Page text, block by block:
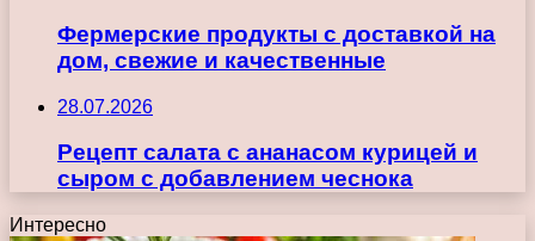
Фермерские продукты с доставкой на
дом, свежие и качественные
28.07.2026
Рецепт салата с ананасом курицей и
сыром с добавлением чеснока
Интересно